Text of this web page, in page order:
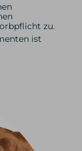
zu.
ist